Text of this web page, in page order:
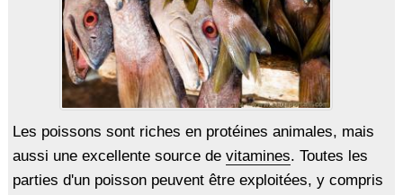
Les poissons sont riches en protéines animales, mais
aussi une excellente source de vitamines. Toutes les
parties d'un poisson peuvent être exploitées, y compris